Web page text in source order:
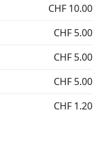
CHF 10.00
CHF 5.00
CHF 5.00
CHF 5.00
CHF 1.20